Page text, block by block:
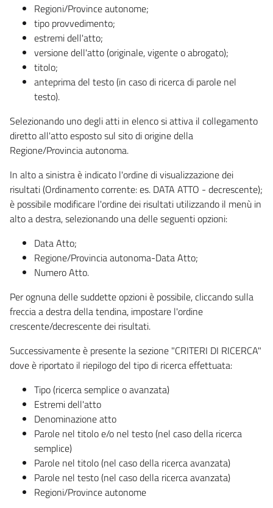
Regioni/Province autonome;
tipo provvedimento;
estremi dell'atto;
versione dell'atto (originale, vigente o abrogato);
titolo;
anteprima del testo (in caso di ricerca di parole nel
testo).
Selezionando uno degli atti in elenco si attiva il collegamento
diretto all'atto esposto sul sito di origine della
Regione/Provincia autonoma.
In alto a sinistra è indicato l'ordine di visualizzazione dei
risultati (Ordinamento corrente: es. DATA ATTO - decrescente);
è possibile modificare l'ordine dei risultati utilizzando il menù in
alto a destra, selezionando una delle seguenti opzioni:
Data Atto;
Regione/Provincia autonoma-Data Atto;
Numero Atto.
Per ognuna delle suddette opzioni è possibile, cliccando sulla
freccia a destra della tendina, impostare l'ordine
crescente/decrescente dei risultati.
Successivamente è presente la sezione "CRITERI DI RICERCA"
dove è riportato il riepilogo del tipo di ricerca effettuata:
Tipo (ricerca semplice o avanzata)
Estremi dell'atto
Denominazione atto
Parole nel titolo e/o nel testo (nel caso della ricerca
semplice)
Parole nel titolo (nel caso della ricerca avanzata)
Parole nel testo (nel caso della ricerca avanzata)
Regioni/Province autonome